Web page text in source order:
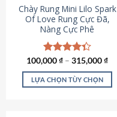
Chày Rung Mini Lilo Spark
Of Love Rung Cực Đã,
Nàng Cực Phê
Được xếp
hạng4.33
5 sao
100,000₫ – 315,000₫
LỰA CHỌN TÙY CHỌN